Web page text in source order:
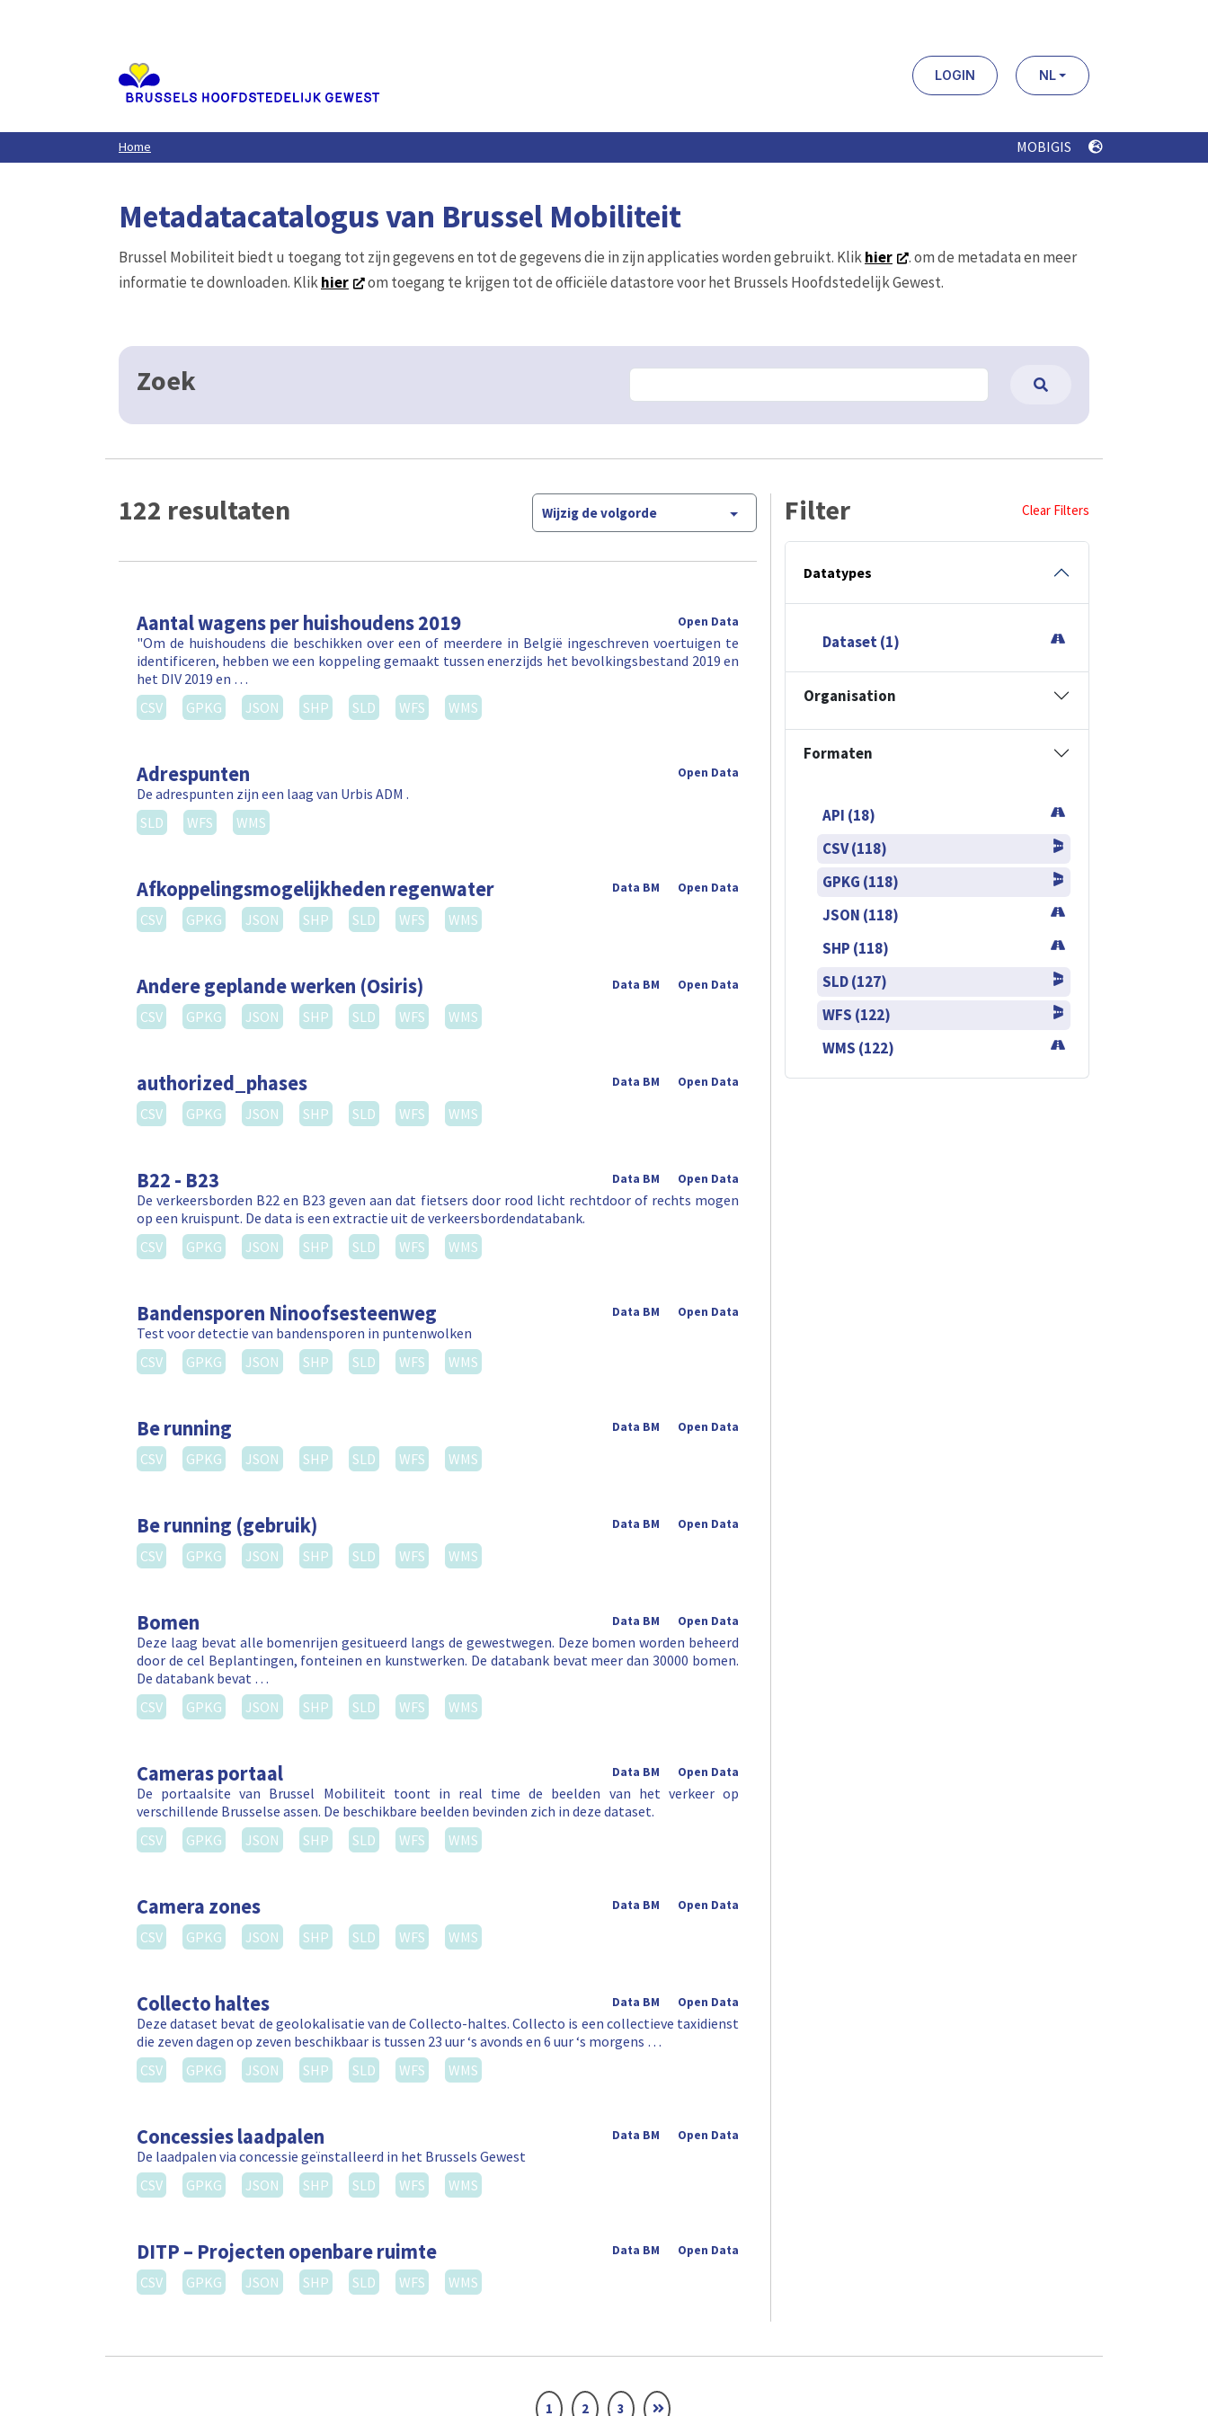
LOGIN NL
Home MOBIGIS
Metadatacatalogus van Brussel Mobiliteit
Brussel Mobiliteit biedt u toegang tot zijn gegevens en tot de gegevens die in zijn applicaties worden gebruikt. Klikhier
. om de metadata en meer
informatie te downloaden. Klikhier om toegang te krijgen tot de officiële datastore voor het Brussels Hoofdstedelijk Gewest.
Zoek
122 resultaten Wijzig de volgorde
Aantal wagens per huishoudens 2019 Open Data
"Om de huishoudens die beschikken over een of meerdere in België ingeschreven voertuigen te
identificeren, hebben we een koppeling gemaakt tussen enerzijds het bevolkingsbestand 2019 en
het DIV 2019 en …
CSV
GPKG JSON SHP SLD WFS WMS
Adrespunten Open Data
De adrespunten zijn een laag van Urbis ADM .
SLD
WFS WMS
Afkoppelingsmogelijkheden regenwater Open Data
Data BM
CSV GPKG JSON SHP SLD WFS WMS
Andere geplande werken (Osiris) Open Data
Data BM
CSV GPKG JSON SHP SLD WFS WMS
authorized_phases Open Data
Data BM
CSV GPKG JSON SHP SLD WFS WMS
B22 - B23 Open Data
Data BM
De verkeersborden B22 en B23 geven aan dat fietsers door rood licht rechtdoor of rechts mogen
op een kruispunt. De data is een extractie uit de verkeersbordendatabank.
CSV
GPKG JSON SHP SLD WFS WMS
Bandensporen Ninoofsesteenweg Open Data
Data BM
Test voor detectie van bandensporen in puntenwolken
CSV
GPKG JSON SHP SLD WFS WMS
Be running Open Data
Data BM
CSV GPKG JSON SHP SLD WFS WMS
Be running (gebruik) Open Data
Data BM
CSV GPKG JSON SHP SLD WFS WMS
Bomen Open Data
Data BM
Deze laag bevat alle bomenrijen gesitueerd langs de gewestwegen. Deze bomen worden beheerd
door de cel Beplantingen, fonteinen en kunstwerken. De databank bevat meer dan 30000 bomen.
De databank bevat …
CSV
GPKG JSON SHP SLD WFS WMS
Cameras portaal Open Data
Data BM
De portaalsite van Brussel Mobiliteit toont in real time de beelden van het verkeer op
verschillende Brusselse assen. De beschikbare beelden bevinden zich in deze dataset.
CSV
GPKG JSON SHP SLD WFS WMS
Camera zones Open Data
Data BM
CSV GPKG JSON SHP SLD WFS WMS
Collecto haltes Open Data
Data BM
Deze dataset bevat de geolokalisatie van de Collecto-haltes. Collecto is een collectieve taxidienst
die zeven dagen op zeven beschikbaar is tussen 23 uur ‘s avonds en 6 uur ‘s morgens …
CSV
GPKG JSON SHP SLD WFS WMS
Concessies laadpalen Open Data
Data BM
De laadpalen via concessie geïnstalleerd in het Brussels Gewest
CSV
GPKG JSON SHP SLD WFS WMS
DITP – Projecten openbare ruimte Open Data
Data BM
CSV GPKG JSON SHP SLD WFS WMS
Filter Clear Filters
Datatypes
Dataset (1)
Organisation
Formaten
API (18)
CSV (118)
GPKG (118)
JSON (118)
SHP (118)
SLD (127)
WFS (122)
WMS (122)
1 2 3